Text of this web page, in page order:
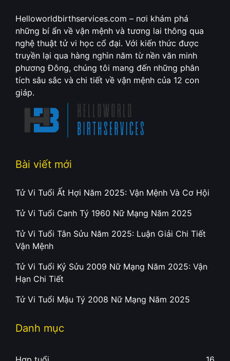
Helloworldbirthservices.com – nơi khám phá
những bí ẩn về vận mệnh và tương lai thông qua
nghệ thuật tử vi học cổ đại. Với kiến thức được
truyền lại qua hàng nghìn năm từ nền văn minh
phương Đông, chúng tôi mang đến những phân
tích sâu sắc và chi tiết về vận mệnh của 12 con
giáp.
Bài viết mới
Tử Vi Tuổi Ất Hợi Năm 2025: Vận Mệnh Và Cơ Hội
Tử Vi Tuổi Canh Tý 1960 Nữ Mạng Năm 2025
Tử Vi Tuổi Tân Sửu Năm 2025: Luận Giải Chi Tiết
Vận Mệnh
Tử Vi Tuổi Kỷ Sửu 2009 Nữ Mạng Năm 2025: Vận
Hạn Chi Tiết
Tử Vi Tuổi Mậu Tý 2008 Nữ Mạng Năm 2025
Danh mục